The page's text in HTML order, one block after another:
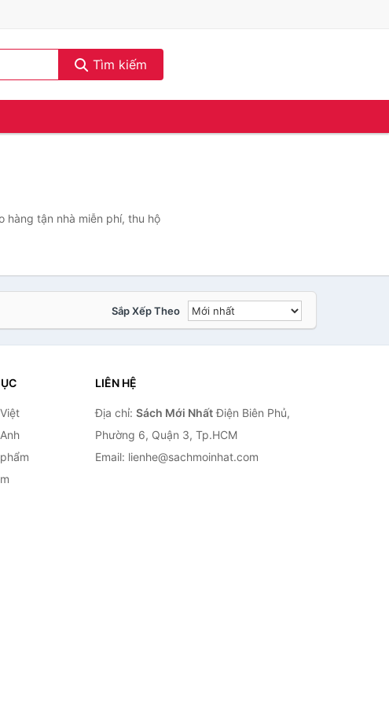
Tìm kiếm
hàng tận nhà miễn phí, thu hộ
Sắp Xếp Theo
LIÊN HỆ
Địa chỉ: Sách Mới NhấtĐiện Biên Phủ,
Phường 6, Quận 3, Tp.HCM
Email: lienhe@sachmoinhat.com